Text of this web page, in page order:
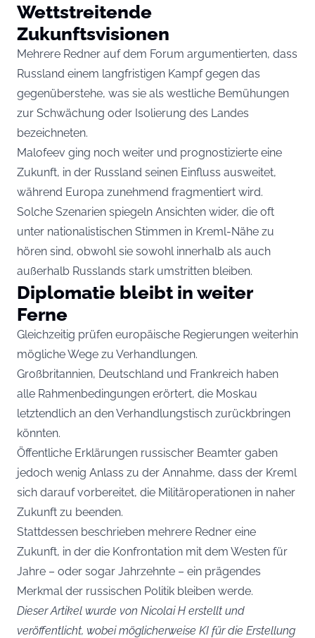
Wettstreitende
Zukunftsvisionen
Mehrere Redner auf dem Forum argumentierten, dass
Russland einem langfristigen Kampf gegen das
gegenüberstehe, was sie als westliche Bemühungen
zur Schwächung oder Isolierung des Landes
bezeichneten.
Malofeev ging noch weiter und prognostizierte eine
Zukunft, in der Russland seinen Einfluss ausweitet,
während Europa zunehmend fragmentiert wird.
Solche Szenarien spiegeln Ansichten wider, die oft
unter nationalistischen Stimmen in Kreml-Nähe zu
hören sind, obwohl sie sowohl innerhalb als auch
außerhalb Russlands stark umstritten bleiben.
Diplomatie bleibt in weiter
Ferne
Gleichzeitig prüfen europäische Regierungen weiterhin
mögliche Wege zu Verhandlungen.
Großbritannien, Deutschland und Frankreich haben
alle Rahmenbedingungen erörtert, die Moskau
letztendlich an den Verhandlungstisch zurückbringen
könnten.
Öffentliche Erklärungen russischer Beamter gaben
jedoch wenig Anlass zu der Annahme, dass der Kreml
sich darauf vorbereitet, die Militäroperationen in naher
Zukunft zu beenden.
Stattdessen beschrieben mehrere Redner eine
Zukunft, in der die Konfrontation mit dem Westen für
Jahre – oder sogar Jahrzehnte – ein prägendes
Merkmal der russischen Politik bleiben werde.
Dieser Artikel wurde von Nicolai H erstellt und
veröffentlicht, wobei möglicherweise KI für die Erstellung